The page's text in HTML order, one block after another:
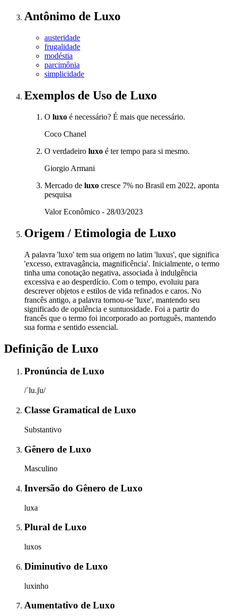
Antônimo de Luxo
austeridade
frugalidade
modéstia
parcimônia
simplicidade
Exemplos de Uso de Luxo
O luxo é necessário? É mais que necessário.
Coco Chanel
O verdadeiro luxo é ter tempo para si mesmo.
Giorgio Armani
Mercado de luxo cresce 7% no Brasil em 2022, aponta
pesquisa
Valor Econômico - 28/03/2023
Origem / Etimologia de Luxo
A palavra 'luxo' tem sua origem no latim 'luxus', que significa
'excesso, extravagância, magnificência'. Inicialmente, o termo
tinha uma conotação negativa, associada à indulgência
excessiva e ao desperdício. Com o tempo, evoluiu para
descrever objetos e estilos de vida refinados e caros. No
francês antigo, a palavra tornou-se 'luxe', mantendo seu
significado de opulência e suntuosidade. Foi a partir do
francês que o termo foi incorporado ao português, mantendo
sua forma e sentido essencial.
Definição de Luxo
Pronúncia de Luxo
/ˈlu.ʃu/
Classe Gramatical de Luxo
Substantivo
Gênero de Luxo
Masculino
Inversão do Gênero de Luxo
luxa
Plural de Luxo
luxos
Diminutivo de Luxo
luxinho
Aumentativo de Luxo